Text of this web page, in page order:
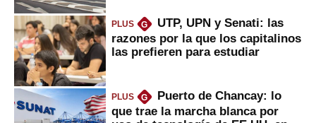
PLUS G
UTP, UPN y Senati: las
razones por la que los capitalinos
las prefieren para estudiar
PLUS G
Puerto de Chancay: lo
que trae la marcha blanca por